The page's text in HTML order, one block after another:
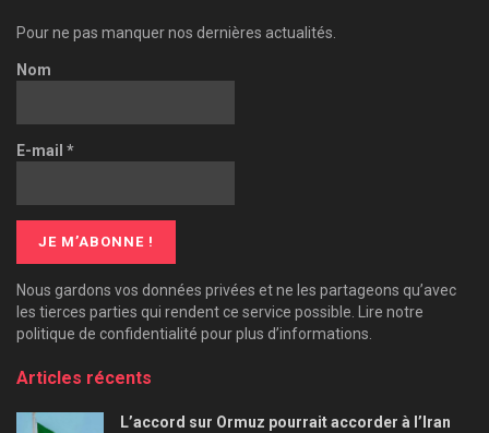
Pour ne pas manquer nos dernières actualités.
Nom
E-mail *
Nous gardons vos données privées et ne les partageons qu’avec
les tierces parties qui rendent ce service possible. Lire notre
politique de confidentialité pour plus d’informations.
Articles récents
L’accord sur Ormuz pourrait accorder à l’Iran